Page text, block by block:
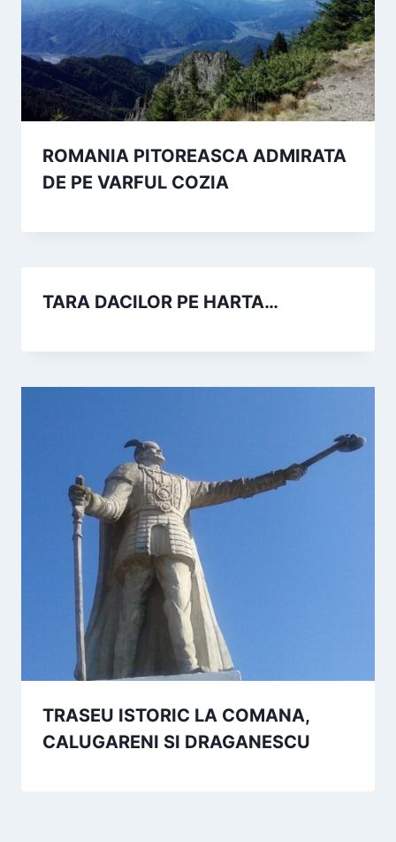
ROMANIA PITOREASCA ADMIRATA
DE PE VARFUL COZIA
TARA DACILOR PE HARTA…
TRASEU ISTORIC LA COMANA,
CALUGARENI SI DRAGANESCU